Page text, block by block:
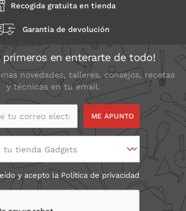
Recogida gratuita en tienda
Garantía de devolución
primeros en enterarte de todo!
novedades, talleres, consejos, recetas
y técnicas en tu email.
tu correo
tienda Gadgets
y acepto laPolítica de privacidad